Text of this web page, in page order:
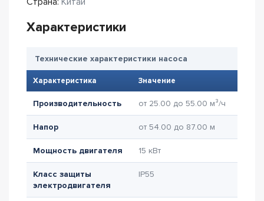
Характеристики
Технические характеристики насоса
Характеристика Значение
Производительность от 25.00 до 55.00 м³/ч
Напор от 54.00 до 87.00 м
Мощность двигателя 15 кВт
Класс защиты
электродвигателя
IP55